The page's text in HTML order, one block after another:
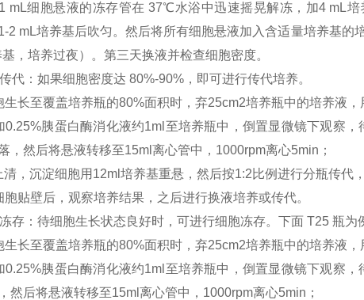
mL细胞悬液的冻存管在 37℃水浴中迅速摇晃解冻，加4 mL
2 mL培养基后吹匀。然后将所有细胞悬液加入含适量培养基
，培养过夜）。第三天换液并检查细胞密度。
代：如果细胞密度达 80%-90%，即可进行传代培养。
生长至覆盖培养瓶的80%面积时，弃25cm2培养瓶中的培养液，
0.25%胰蛋白酶消化液约1ml至培养瓶中，倒置显微镜下观察
，然后将悬液转移至15ml离心管中，1000rpm离心5min；
清，沉淀细胞用12ml培养基重悬，然后按1:2比例进行分瓶传代
胞贴壁后，观察培养结果，之后进行换液培养或传代。
存：待细胞生长状态良好时，可进行细胞冻存。下面 T25 瓶为
生长至覆盖培养瓶的80%面积时，弃25cm2培养瓶中的培养液，
0.25%胰蛋白酶消化液约1ml至培养瓶中，倒置显微镜下观察
然后将悬液转移至15ml离心管中，1000rpm离心5min；